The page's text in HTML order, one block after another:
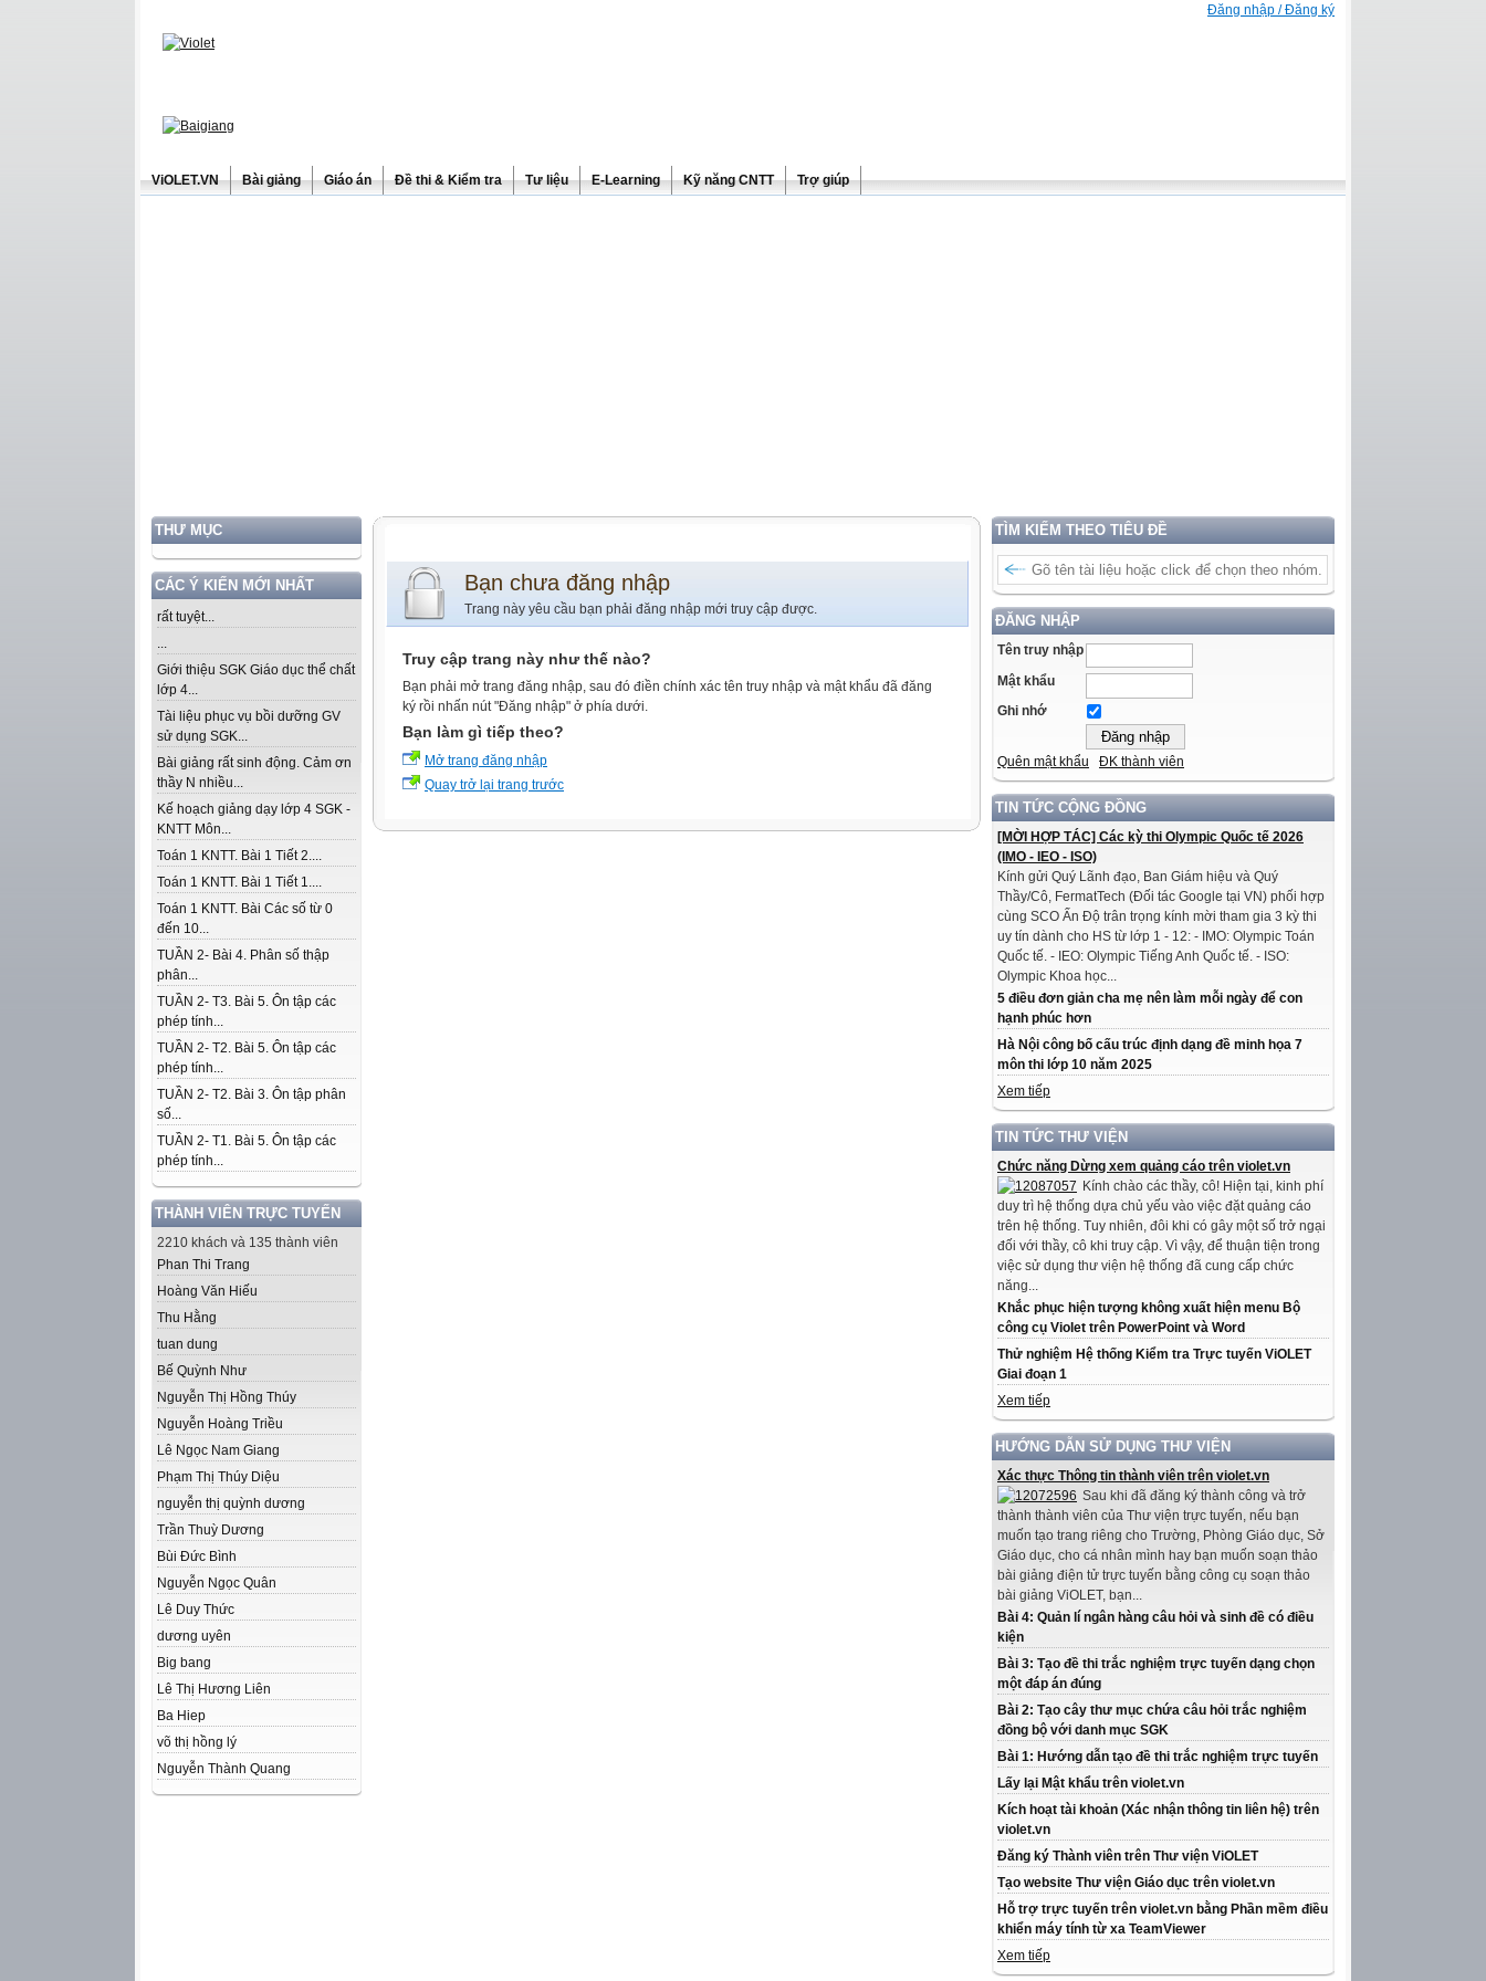
Đăng nhập / Đăng ký
ViOLET.VN Bài giảng Giáo án Đề thi & Kiểm tra Tư liệu E-Learning Kỹ năng CNTT Trợ giúp
THƯ MỤC
CÁC Ý KIẾN MỚI NHẤT
rất tuyệt...
...
Giới thiệu SGK Giáo dục thể chất
lớp 4...
Tài liệu phục vụ bồi dưỡng GV
sử dụng SGK...
Bài giảng rất sinh động. Cảm ơn
thầy N nhiều...
Kế hoạch giảng dạy lớp 4 SGK -
KNTT Môn...
Toán 1 KNTT. Bài 1 Tiết 2....
Toán 1 KNTT. Bài 1 Tiết 1....
Toán 1 KNTT. Bài Các số từ 0
đến 10...
TUẦN 2- Bài 4. Phân số thập
phân...
TUẦN 2- T3. Bài 5. Ôn tập các
phép tính...
TUẦN 2- T2. Bài 5. Ôn tập các
phép tính...
TUẦN 2- T2. Bài 3. Ôn tập phân
số...
TUẦN 2- T1. Bài 5. Ôn tập các
phép tính...
THÀNH VIÊN TRỰC TUYẾN
2210 khách và 135 thành viên
Phan Thi Trang
Hoàng Văn Hiếu
Thu Hằng
tuan dung
Bế Quỳnh Như
Nguyễn Thị Hồng Thúy
Nguyễn Hoàng Triều
Lê Ngọc Nam Giang
Phạm Thị Thúy Diệu
nguyễn thị quỳnh dương
Trần Thuỳ Dương
Bùi Đức Bình
Nguyễn Ngọc Quân
Lê Duy Thức
dương uyên
Big bang
Lê Thị Hương Liên
Ba Hiep
võ thị hồng lý
Nguyễn Thành Quang
TÌM KIẾM THEO TIÊU ĐỀ
ĐĂNG NHẬP
Tên truy nhập
Mật khẩu
Ghi nhớ
Quên mật khẩu ĐK thành viên
TIN TỨC CỘNG ĐỒNG
[MỜI HỢP TÁC] Các kỳ thi Olympic Quốc tế 2026
(IMO - IEO - ISO)
Kính gửi Quý Lãnh đạo, Ban Giám hiệu và Quý
Thầy/Cô, FermatTech (Đối tác Google tại VN) phối hợp
cùng SCO Ấn Độ trân trọng kính mời tham gia 3 kỳ thi
uy tín dành cho HS từ lớp 1 - 12: - IMO: Olympic Toán
Quốc tế. - IEO: Olympic Tiếng Anh Quốc tế. - ISO:
Olympic Khoa học...
5 điều đơn giản cha mẹ nên làm mỗi ngày để con
hạnh phúc hơn
Hà Nội công bố cấu trúc định dạng đề minh họa 7
môn thi lớp 10 năm 2025
Xem tiếp
TIN TỨC THƯ VIỆN
Chức năng Dừng xem quảng cáo trên violet.vn
Kính chào các thầy, cô! Hiện tại, kinh phí
duy trì hệ thống dựa chủ yếu vào việc đặt quảng cáo
trên hệ thống. Tuy nhiên, đôi khi có gây một số trở ngại
đối với thầy, cô khi truy cập. Vì vậy, để thuận tiện trong
việc sử dụng thư viện hệ thống đã cung cấp chức
năng...
Khắc phục hiện tượng không xuất hiện menu Bộ
công cụ Violet trên PowerPoint và Word
Thử nghiệm Hệ thống Kiểm tra Trực tuyến ViOLET
Giai đoạn 1
Xem tiếp
HƯỚNG DẪN SỬ DỤNG THƯ VIỆN
Xác thực Thông tin thành viên trên violet.vn
Sau khi đã đăng ký thành công và trở
thành thành viên của Thư viện trực tuyến, nếu bạn
muốn tạo trang riêng cho Trường, Phòng Giáo dục, Sở
Giáo dục, cho cá nhân mình hay bạn muốn soạn thảo
bài giảng điện tử trực tuyến bằng công cụ soạn thảo
bài giảng ViOLET, bạn...
Bài 4: Quản lí ngân hàng câu hỏi và sinh đề có điều
kiện
Bài 3: Tạo đề thi trắc nghiệm trực tuyến dạng chọn
một đáp án đúng
Bài 2: Tạo cây thư mục chứa câu hỏi trắc nghiệm
đồng bộ với danh mục SGK
Bài 1: Hướng dẫn tạo đề thi trắc nghiệm trực tuyến
Lấy lại Mật khẩu trên violet.vn
Kích hoạt tài khoản (Xác nhận thông tin liên hệ) trên
violet.vn
Đăng ký Thành viên trên Thư viện ViOLET
Tạo website Thư viện Giáo dục trên violet.vn
Hỗ trợ trực tuyến trên violet.vn bằng Phần mềm điều
khiển máy tính từ xa TeamViewer
Xem tiếp
Bạn chưa đăng nhập
Trang này yêu cầu bạn phải đăng nhập mới truy cập được.
Truy cập trang này như thế nào?
Bạn phải mở trang đăng nhập, sau đó điền chính xác tên truy nhập và mật khẩu đã đăng
ký rồi nhấn nút "Đăng nhập" ở phía dưới.
Bạn làm gì tiếp theo?
Mở trang đăng nhập
Quay trở lại trang trước